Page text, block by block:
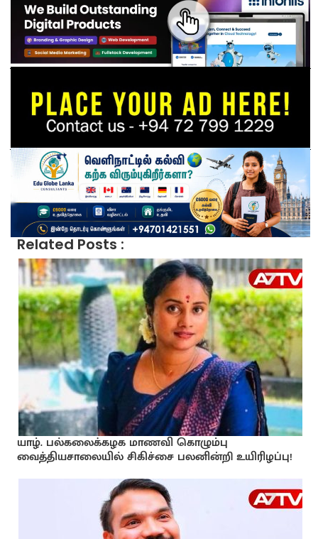
Related Posts :
யாழ். பல்கலைக்கழக மாணவி கொழும்பு
வைத்தியசாலையில் சிகிச்சை பலனின்றி உயிரிழப்பு!